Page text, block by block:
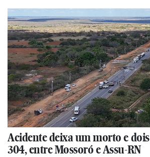
Acidente deixa um morto e
304, entre Mossoró e Assu-RN